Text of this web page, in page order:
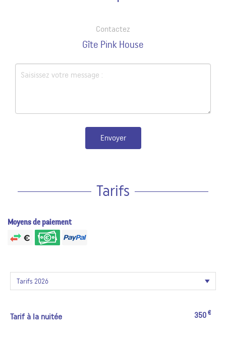
Contactez
Gîte Pink House
Envoyer
Tarifs
Moyens de paiement
Tarif à la nuitée 350 €